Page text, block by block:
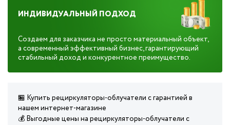
ИНДИВИДУАЛЬНЫЙ ПОДХОД
Создаем для заказчика не просто материальный объект,
а современный эффективный бизнес, гарантирующий
стабильный доход и конкурентное преимущество.
🏪 Купить рециркуляторы-облучатели с гарантией в
нашем интернет-магазине
💰 Выгодные цены на рециркуляторы-облучатели с